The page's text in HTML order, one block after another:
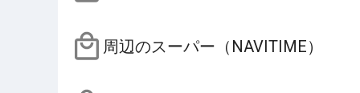
周辺のスーパー（NAVITIME）